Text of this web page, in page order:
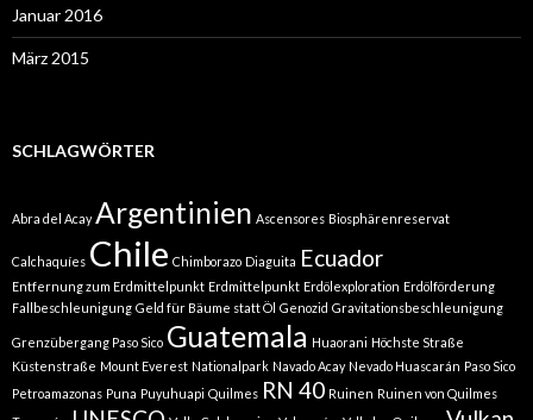
Januar 2016
März 2015
SCHLAGWÖRTER
Abra del Acay Argentinien Ascensores Biosphärenreservat
Calchaquíes Chile Chimborazo Diaguita Ecuador
Entfernung zum Erdmittelpunkt Erdmittelpunkt Erdölexploration Erdölförderung
Fallbeschleunigung Geld für Bäume statt Öl Genozid Gravitationsbeschleunigung
Grenzübergang Paso Sico Guatemala Huaorani Höchste Straße
Küstenstraße Mount Everest Nationalpark Navado Acay Nevado Huascarán Paso Sico
Petroamazonas Puna Puyuhuapi Quilmes RN 40 Ruinen Ruinen von Quilmes